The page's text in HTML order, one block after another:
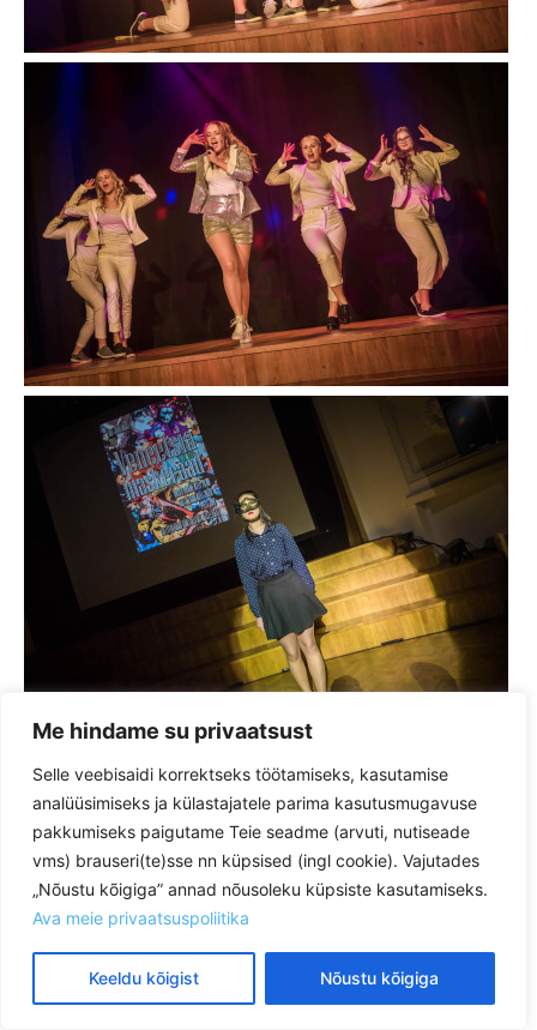
Me hindame su privaatsust
Selle veebisaidi korrektseks töötamiseks, kasutamise
analüüsimiseks ja külastajatele parima kasutusmugavuse
pakkumiseks paigutame Teie seadme (arvuti, nutiseade
vms) brauseri(te)sse nn küpsised (ingl cookie). Vajutades
„Nõustu kõigiga” annad nõusoleku küpsiste kasutamiseks.
Ava meie privaatsuspoliitika
Keeldu kõigist Nõustu kõigiga